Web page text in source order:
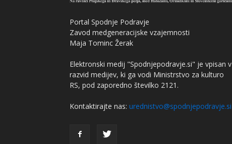
Portal Spodnje Podravje
Zavod medgeneracijske vzajemnosti
Maja Tominc Žerak
Elektronski medij "Spodnjepodravje.si" je vpisan v
razvid medijev, ki ga vodi Ministrstvo za kulturo
RS, pod zaporedno številko 2121.
Kontaktirajte nas: urednistvo@spodnjepodravje.si